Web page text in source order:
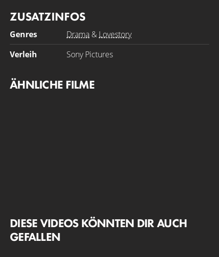
ZUSATZINFOS
Genres Drama & Lovestory
Verleih
Sony Pictures
ÄHNLICHE FILME
DIESE VIDEOS KÖNNTEN DIR AUCH
GEFALLEN